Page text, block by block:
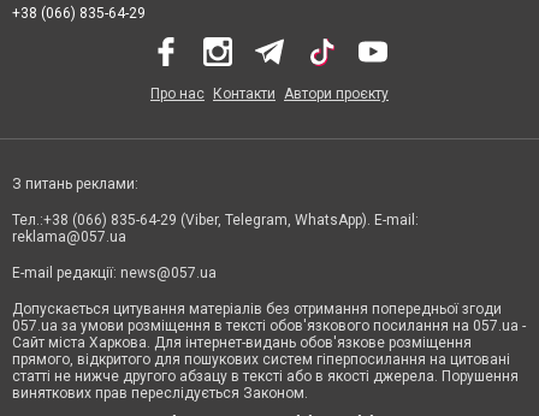
+38 (066) 835-64-29
Про нас Контакти Автори проєкту
З питань реклами:
Тел.:+38 (066) 835-64-29 (Viber, Telegram, WhatsApp). E-mail:
reklama@057.ua
E-mail редакції: news@057.ua
Допускається цитування матеріалів без отримання попередньої згоди
057.ua за умови розміщення в тексті обов'язкового посилання на 057.ua -
Сайт міста Харкова. Для інтернет-видань обов'язкове розміщення
прямого, відкритого для пошукових систем гіперпосилання на цитовані
статті не нижче другого абзацу в тексті або в якості джерела. Порушення
виняткових прав переслідується Законом.